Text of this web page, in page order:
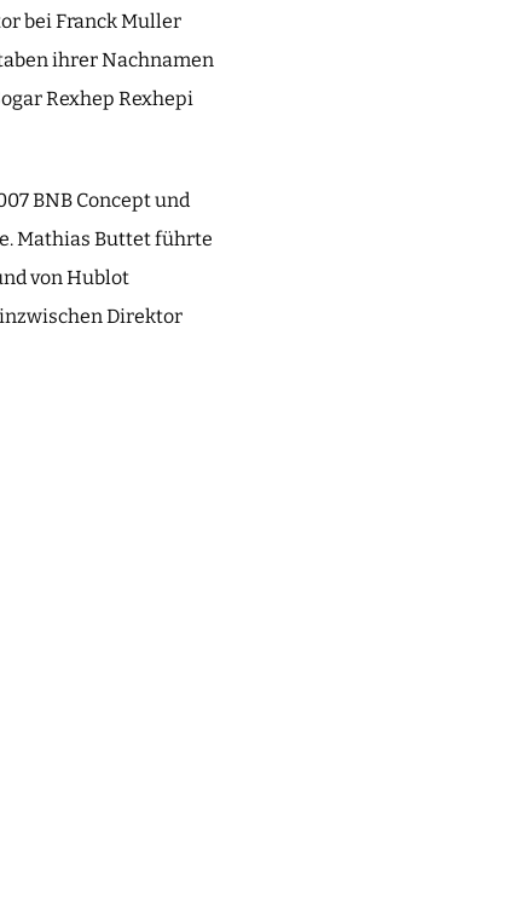
bei Franck Muller
ihrer Nachnamen
Rexhep Rexhepi
BNB Concept und
Mathias Buttet führte
von Hublot
Direktor